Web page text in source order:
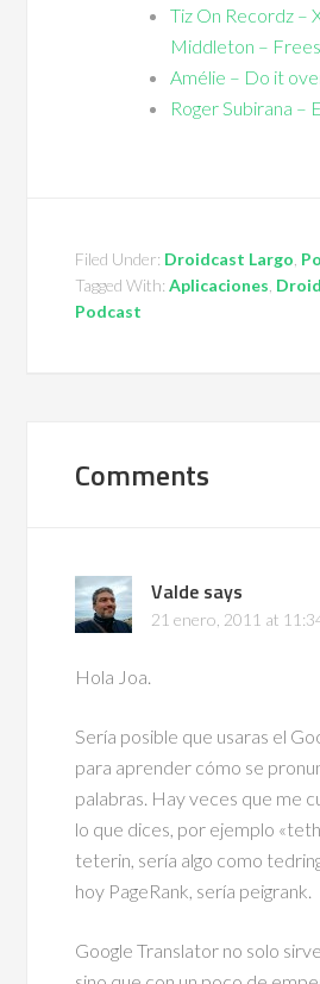
Tiz On Recordz –
Middleton –
Amélie – Do it
Roger Subirana –
Filed Under: Droidcast Largo
Tagged With:Aplicaciones
Podcast
Comments
Valde says
21 enero, 2011 at
Hola Joa.
Sería posible que usaras el
para aprender cómo se
palabras. Hay veces que me
lo que dices, por ejemplo
teterin, sería algo como
hoy PageRank, sería peigrank.
Google Translator no solo